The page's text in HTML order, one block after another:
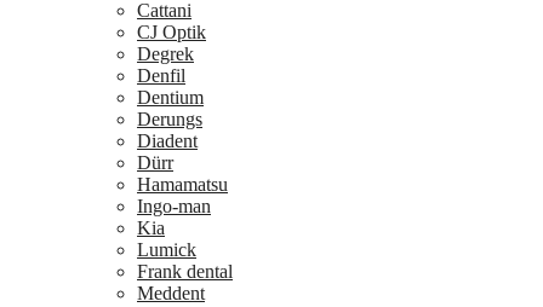
Cattani
CJ Optik
Degrek
Denfil
Dentium
Derungs
Diadent
Dürr
Hamamatsu
Ingo-man
Kia
Lumick
Frank dental
Meddent